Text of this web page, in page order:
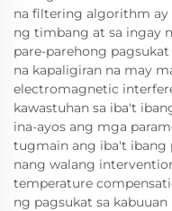
na filtering algorithm ay
ng timbang at sa ingay
pare-parehong
na kapaligiran na may
electromagnetic
kawastuhan sa iba't
ina-ayos ang mga
tugmain ang iba't ibang
nang walang
temperature
ng pagsukat sa